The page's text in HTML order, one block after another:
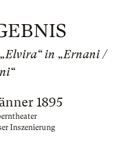
in „Ernani /
1895
Inszenierung